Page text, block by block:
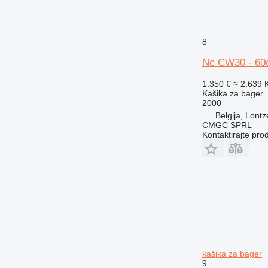
8
Nc CW30 -
1.350 € ≈ 2.639
Kašika za bager
2000
Belgija,
CMGC SPRL
Kontaktirajte
kašika za bager
9